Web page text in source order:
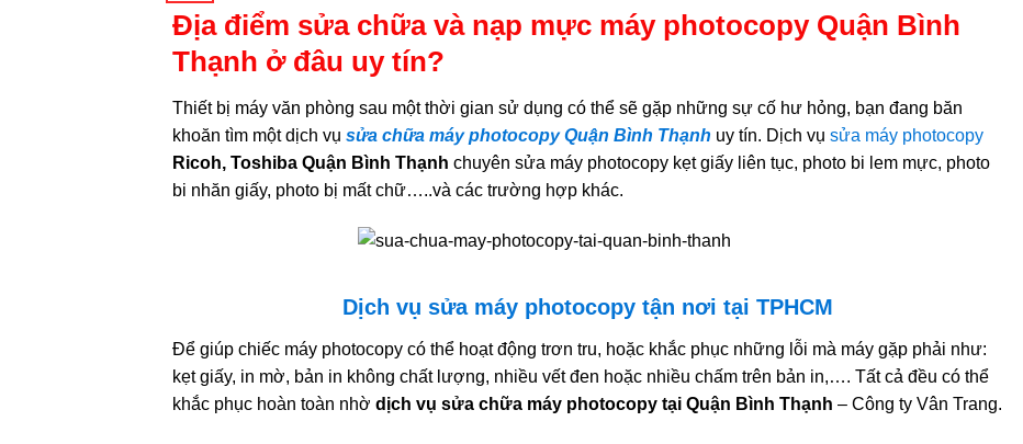
Địa điểm sửa chữa và nạp mực máy photocopy Quận Bình
Thạnh ở đâu uy tín?
Thiết bị máy văn phòng sau một thời gian sử dụng có thể sẽ gặp những sự cố hư hỏng, bạn đang băn
khoăn tìm một dịch vụ sửa chữa máy photocopy Quận Bình Thạnh uy tín. Dịch vụ sửa máy photocopy
Ricoh, Toshiba Quận Bình Thạnh chuyên sửa máy photocopy kẹt giấy liên tục, photo bi lem mực, photo
bi nhăn giấy, photo bị mất chữ…..và các trường hợp khác.
Dịch vụ sửa máy photocopy tận nơi tại TPHCM
Để giúp chiếc máy photocopy có thể hoạt động trơn tru, hoặc khắc phục những lỗi mà máy gặp phải như:
kẹt giấy, in mờ, bản in không chất lượng, nhiều vết đen hoặc nhiều chấm trên bản in,…. Tất cả đều có thể
khắc phục hoàn toàn nhờ dịch vụ sửa chữa máy photocopy tại Quận Bình Thạnh – Công ty Vân Trang.